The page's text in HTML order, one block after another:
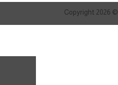
Copyright 2026 ©